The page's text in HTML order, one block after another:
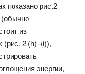
показано рис.2
(обычно
из
(рис. 2 (h)–(i)),
энергии,